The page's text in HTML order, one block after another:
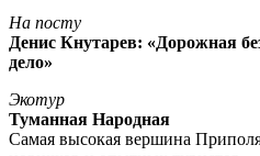
На посту
Денис Кнутарев: «Дорожная
дело»
Экотур
Туманная Народная
Самая высокая вершина